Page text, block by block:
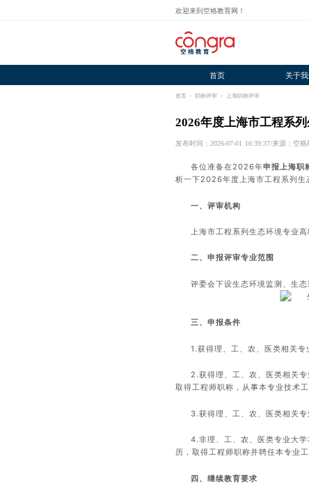
欢迎来到空格教育网！
首页 关于
首页 > 职称评审 > 上海职称评审
2026年度上海市工程系
发布时间：2026-07-01 16:39:37/来源：空格
各位准备在2026年申报上海职
析一下2026年度上海市工程系列生
一、评审机构
上海市工程系列生态环境专业高
二、申报评审专业范围
评委会下设生态环境监测、生
三、申报条件
1.获得理、工、农、医类相关专
2.获得理、工、农、医类相关
取得工程师职称，从事本专业技术
3.获得理、工、农、医类相关
4.非理、工、农、医类专业大
历，取得工程师职称并聘任本专业
四、继续教育要求